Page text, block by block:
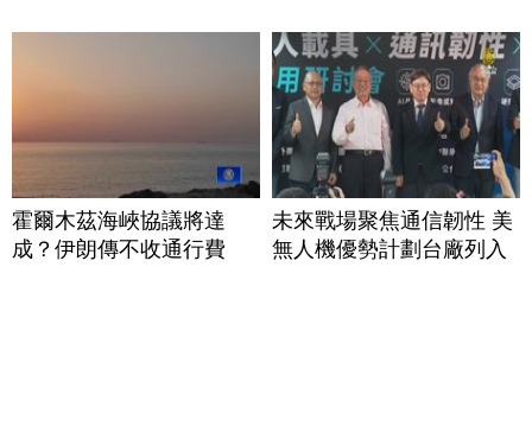
霍爾木茲海峽協議將達
成？伊朗傳不收通行費
未來戰場聚焦通信韌性 美
無人機優勢計劃台廠列入